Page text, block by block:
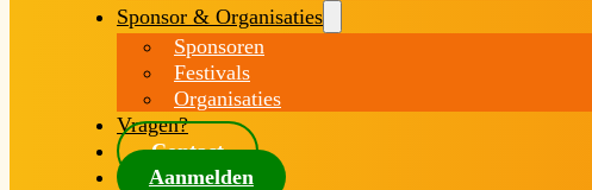
Sponsor & Organisaties
Sponsoren
Festivals
Organisaties
Vragen?
Contact
Aanmelden